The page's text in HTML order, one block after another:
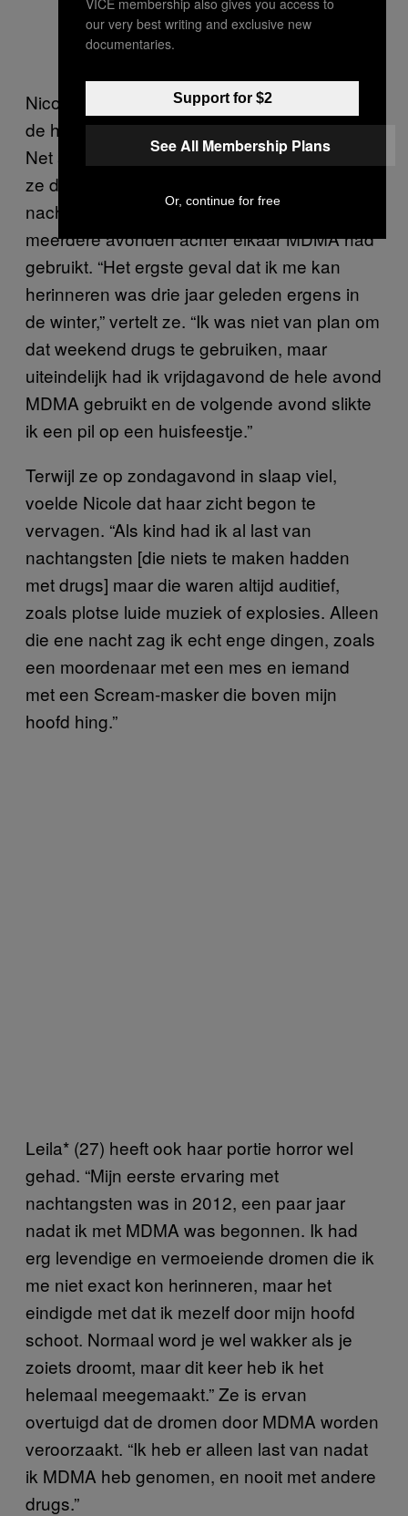
Nicole* (28) heeft zelf ervaren hoe het is om
de hoofdrol in je eigen horrorfilm te hebben.
Net als iedereen die ik geïnterviewd heb, zegt
ze dat haar slaapverlammingen en
nachtangsten het ergst waren als ze
meerdere avonden achter elkaar MDMA had
gebruikt. “Het ergste geval dat ik me kan
herinneren was drie jaar geleden ergens in
de winter,” vertelt ze. “Ik was niet van plan om
dat weekend drugs te gebruiken, maar
uiteindelijk had ik vrijdagavond de hele avond
MDMA gebruikt en de volgende avond slikte
ik een pil op een huisfeestje.”
Terwijl ze op zondagavond in slaap viel,
voelde Nicole dat haar zicht begon te
vervagen. “Als kind had ik al last van
nachtangsten [die niets te maken hadden
met drugs] maar die waren altijd auditief,
zoals plotse luide muziek of explosies. Alleen
die ene nacht zag ik echt enge dingen, zoals
een moordenaar met een mes en iemand
met een Scream-masker die boven mijn
hoofd hing.”
Leila* (27) heeft ook haar portie horror wel
gehad. “Mijn eerste ervaring met
nachtangsten was in 2012, een paar jaar
nadat ik met MDMA was begonnen. Ik had
erg levendige en vermoeiende dromen die ik
me niet exact kon herinneren, maar het
eindigde met dat ik mezelf door mijn hoofd
schoot. Normaal word je wel wakker als je
zoiets droomt, maar dit keer heb ik het
helemaal meegemaakt.” Ze is ervan
overtuigd dat de dromen door MDMA worden
veroorzaakt. “Ik heb er alleen last van nadat
ik MDMA heb genomen, en nooit met andere
drugs.”
our very best writing and exclusive new
documentaries.
Support for $2
See All Membership Plans
Or, continue for free